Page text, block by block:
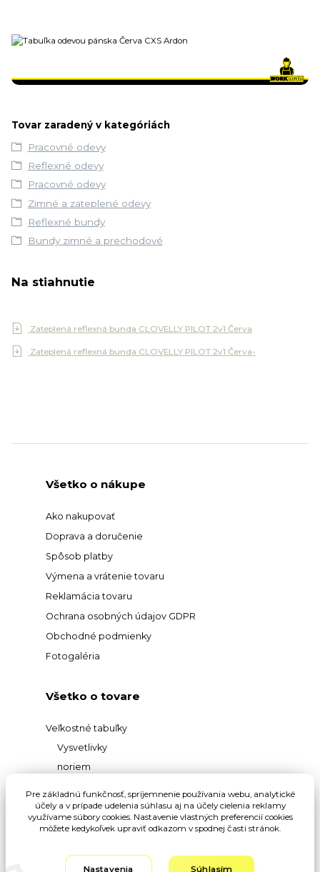
Tovar zaradený v kategóriách
Pracovné odevy
Reflexné odevy
Pracovné odevy
Zimné a zateplené odevy
Reflexné bundy
Bundy zimné a prechodové
Na stiahnutie
Zateplená reflexná bunda CLOVELLY PILOT 2v1 Červa
Zateplená reflexná bunda CLOVELLY PILOT 2v1 Červa-
Všetko o nákupe
Ako nakupovať
Doprava a doručenie
Spôsob platby
Výmena a vrátenie tovaru
Reklamácia tovaru
Ochrana osobných údajov GDPR
Obchodné podmienky
Fotogaléria
Všetko o tovare
Veľkostné tabuľky
Vysvetlivky
noriem
materiálov
Vysvetlivky pojmov
Pre základnú funkčnosť, spríjemnenie používania webu, analytické
účely a v prípade udelenia súhlasu aj na účely cielenia reklamy
využívame súbory cookies. Nastavenie vlastných preferencií cookies
môžete kedykoľvek upraviť odkazom v spodnej časti stránok.
Nastavenia Súhlasím